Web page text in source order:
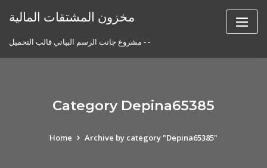
مخزون المشتقات المالية
مشروع جانت الرسم البياني قالب التحميل - -
Category Depina65385
Home Archive by category "Depina65385"